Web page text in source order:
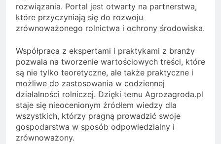
rozwiązania. Portal jest otwarty na partnerstwa,
które przyczyniają się do rozwoju
zrównoważonego rolnictwa i ochrony środowiska.
Współpraca z ekspertami i praktykami z branży
pozwala na tworzenie wartościowych treści, które
są nie tylko teoretyczne, ale także praktyczne i
możliwe do zastosowania w codziennej
działalności rolniczej. Dzięki temu Agrozagroda.pl
staje się nieocenionym źródłem wiedzy dla
wszystkich, którzy pragną prowadzić swoje
gospodarstwa w sposób odpowiedzialny i
zrównoważony.